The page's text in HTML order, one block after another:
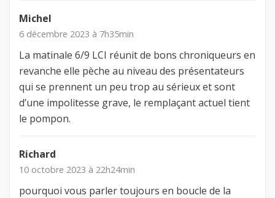
Michel
6 décembre 2023 à 7h35min
La matinale 6/9 LCI réunit de bons chroniqueurs en
revanche elle pèche au niveau des présentateurs
qui se prennent un peu trop au sérieux et sont
d’une impolitesse grave, le remplaçant actuel tient
le pompon.
Richard
10 octobre 2023 à 22h24min
pourquoi vous parler toujours en boucle de la